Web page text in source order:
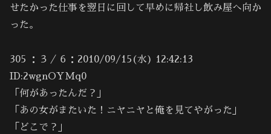
せたかった仕事を翌日に回して早めに帰社し飲み屋へ向か
った。
305 ：３／６：2010/09/15(水) 12:42:13
ID:2wgnOYMq0
「何があったんだ？」
「あの女がまたいた！ニヤニヤと俺を見てやがった」
「どこで？」